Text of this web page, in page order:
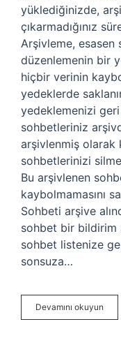
yüklediğinizde,
çıkarmadığınız
Arşivleme,
düzenlemenin bir
hiçbir verinin
yedeklerde
yedeklemenizi
sohbetleriniz
arşivlenmiş olarak
sohbetlerinizi
Bu arşivlenen
kaybolmamasını
Sohbeti arşive
sohbet bir bildirim
sohbet listenize
sonsuza…
Devamını okuyun